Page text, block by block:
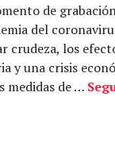
de
del
crudeza, los
y una crisis
medidas de …